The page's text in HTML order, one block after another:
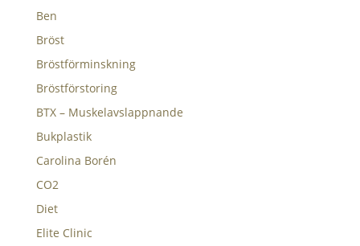
Ben
Bröst
Bröstförminskning
Bröstförstoring
BTX – Muskelavslappnande
Bukplastik
Carolina Borén
CO2
Diet
Elite Clinic